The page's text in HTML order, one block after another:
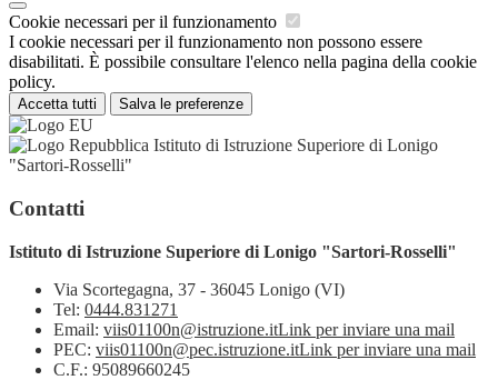
Cookie necessari per il funzionamento
I cookie necessari per il funzionamento non possono essere
disabilitati. È possibile consultare l'elenco nella pagina della cookie
policy.
Accetta tutti Salva le preferenze
Istituto di Istruzione Superiore di Lonigo
"Sartori-Rosselli"
Contatti
Istituto di Istruzione Superiore di Lonigo "Sartori-Rosselli"
Via Scortegagna, 37 - 36045 Lonigo (VI)
Tel: 0444.831271
Email: viis01100n@istruzione.itLink per inviare una mail
PEC: viis01100n@pec.istruzione.itLink per inviare una mail
C.F.: 95089660245